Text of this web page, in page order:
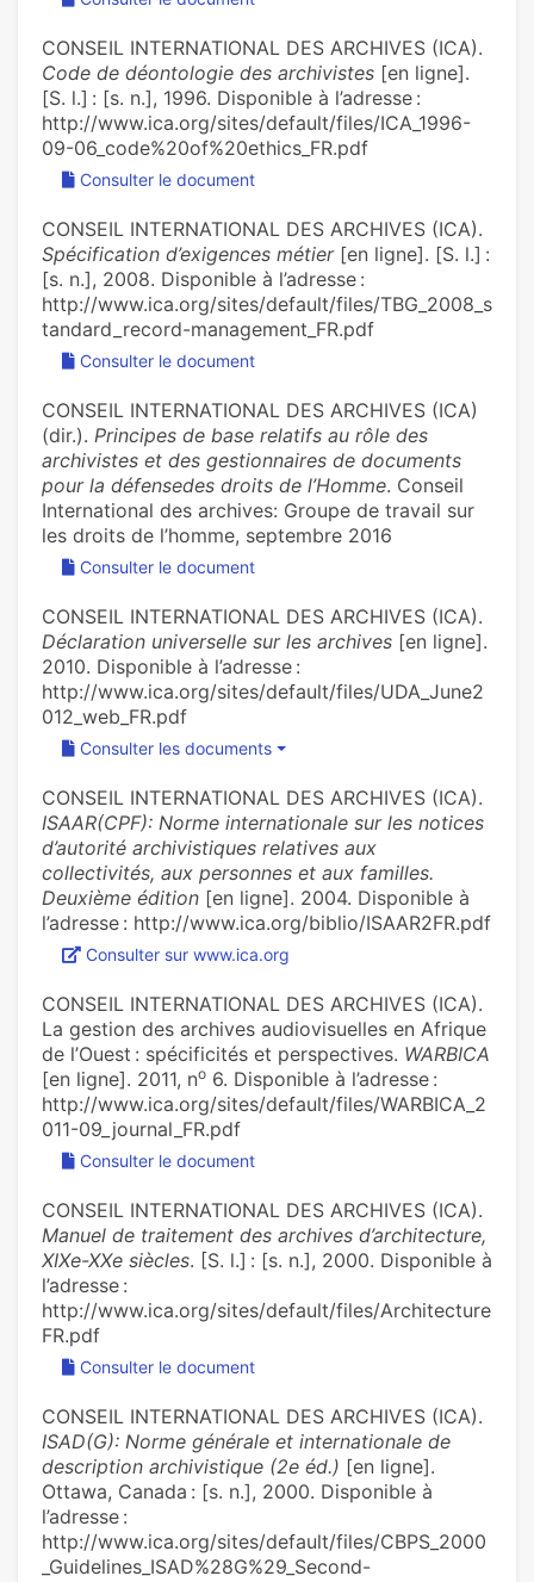
CONSEIL INTERNATIONAL DES ARCHIVES (ICA).
Code de déontologie des archivistes [en ligne].
[S. l.] : [s. n.], 1996. Disponible à l’adresse :
http://www.ica.org/sites/default/files/ICA_1996-
09-06_code%20of%20ethics_FR.pdf
Consulter le document
CONSEIL INTERNATIONAL DES ARCHIVES (ICA).
Spécification d’exigences métier[en ligne]. [S. l.] :
[s. n.], 2008. Disponible à l’adresse :
http://www.ica.org/sites/default/files/TBG_2008_s
tandard_record-management_FR.pdf
Consulter le document
CONSEIL INTERNATIONAL DES ARCHIVES (ICA)
(dir.). Principes de base relatifs au rôle des
archivistes et des gestionnaires de documents
pour la défensedes droits de l’Homme. Conseil
International des archives: Groupe de travail sur
les droits de l’homme, septembre 2016
Consulter le document
CONSEIL INTERNATIONAL DES ARCHIVES (ICA).
Déclaration universelle sur les archives [en ligne].
2010. Disponible à l’adresse :
http://www.ica.org/sites/default/files/UDA_June2
012_web_FR.pdf
Consulter les documents
CONSEIL INTERNATIONAL DES ARCHIVES (ICA).
ISAAR(CPF): Norme internationale sur les notices
d’autorité archivistiques relatives aux
collectivités, aux personnes et aux familles.
Deuxième édition [en ligne]. 2004. Disponible à
l’adresse : http://www.ica.org/biblio/ISAAR2FR.pdf
Consulter sur www.ica.org
CONSEIL INTERNATIONAL DES ARCHIVES (ICA).
La gestion des archives audiovisuelles en Afrique
de l’Ouest : spécificités et perspectives. WARBICA
[en ligne]. 2011, no 6. Disponible à l’adresse :
http://www.ica.org/sites/default/files/WARBICA_2
011-09_journal_FR.pdf
Consulter le document
CONSEIL INTERNATIONAL DES ARCHIVES (ICA).
Manuel de traitement des archives d’architecture,
XIXe-XXe siècles. [S. l.] : [s. n.], 2000. Disponible à
l’adresse :
http://www.ica.org/sites/default/files/Architecture
FR.pdf
Consulter le document
CONSEIL INTERNATIONAL DES ARCHIVES (ICA).
ISAD(G): Norme générale et internationale de
description archivistique (2e éd.) [en ligne].
Ottawa, Canada : [s. n.], 2000. Disponible à
l’adresse :
http://www.ica.org/sites/default/files/CBPS_2000
_Guidelines_ISAD%28G%29_Second-